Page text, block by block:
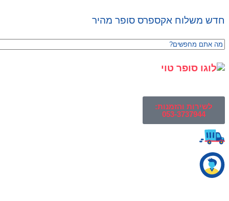
חדש משלוח אקספרס סופר מהיר
לשירות והזמנות:
053-3737944